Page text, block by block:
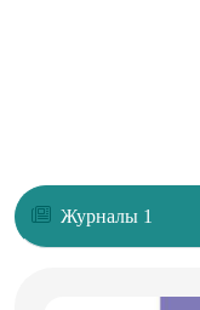
Журналы 1